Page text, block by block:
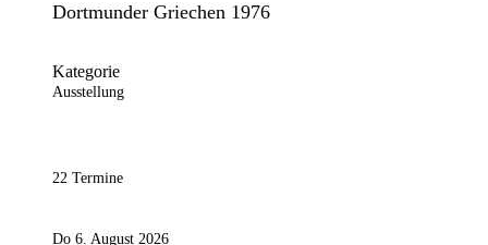
Dortmunder Griechen 1976
Kategorie
Ausstellung
22 Termine
Do 6. August 2026